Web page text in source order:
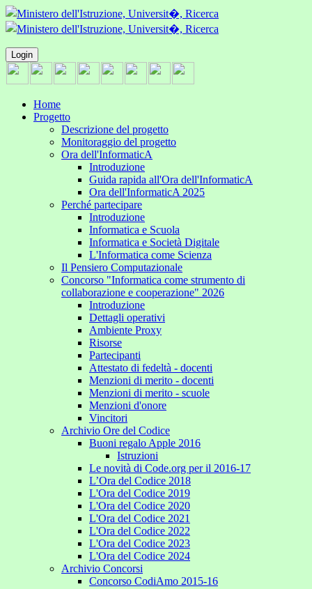
Login
Home
Progetto
Descrizione del progetto
Monitoraggio del progetto
Ora dell'InformaticA
Introduzione
Guida rapida all'Ora dell'InformaticA
Ora dell'InformaticA 2025
Perché partecipare
Introduzione
Informatica e Scuola
Informatica e Società Digitale
L'Informatica come Scienza
Il Pensiero Computazionale
Concorso "Informatica come strumento di
collaborazione e cooperazione" 2026
Introduzione
Dettagli operativi
Ambiente Proxy
Risorse
Partecipanti
Attestato di fedeltà - docenti
Menzioni di merito - docenti
Menzioni di merito - scuole
Menzioni d'onore
Vincitori
Archivio Ore del Codice
Buoni regalo Apple 2016
Istruzioni
Le novità di Code.org per il 2016-17
L’Ora del Codice 2018
L'Ora del Codice 2019
L'Ora del Codice 2020
L'Ora del Codice 2021
L'Ora del Codice 2022
L'Ora del Codice 2023
L'Ora del Codice 2024
Archivio Concorsi
Concorso CodiAmo 2015-16